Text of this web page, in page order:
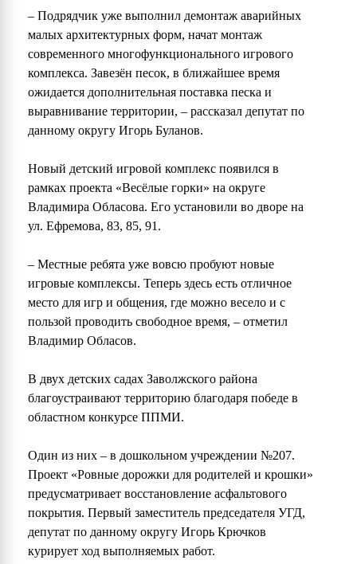
– Подрядчик уже выполнил демонтаж аварийных
малых архитектурных форм, начат монтаж
современного многофункционального игрового
комплекса. Завезён песок, в ближайшее время
ожидается дополнительная поставка песка и
выравнивание территории, – рассказал депутат по
данному округу Игорь Буланов.
Новый детский игровой комплекс появился в
рамках проекта «Весёлые горки» на округе
Владимира Обласова. Его установили во дворе на
ул. Ефремова, 83, 85, 91.
– Местные ребята уже вовсю пробуют новые
игровые комплексы. Теперь здесь есть отличное
место для игр и общения, где можно весело и с
пользой проводить свободное время, – отметил
Владимир Обласов.
В двух детских садах Заволжского района
благоустраивают территорию благодаря победе в
областном конкурсе ППМИ.
Один из них – в дошкольном учреждении №207.
Проект «Ровные дорожки для родителей и крошки»
предусматривает восстановление асфальтового
покрытия. Первый заместитель председателя УГД,
депутат по данному округу Игорь Крючков
курирует ход выполняемых работ.